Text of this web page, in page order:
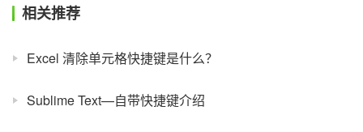
相关推荐
Excel 清除单元格快捷键是什么？
Sublime Text—自带快捷键介绍